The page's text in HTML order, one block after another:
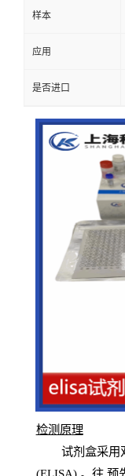
样本
应用
是否进口
检测原理
试剂盒采用